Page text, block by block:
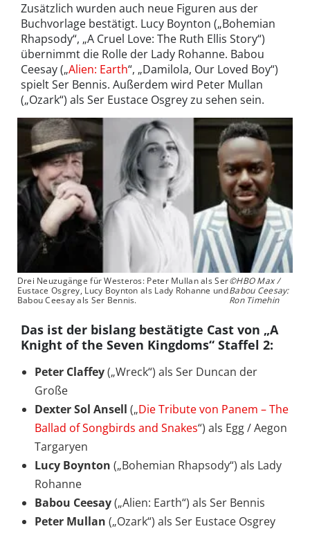
Zusätzlich wurden auch neue Figuren aus der
Buchvorlage bestätigt. Lucy Boynton („Bohemian
Rhapsody“, „A Cruel Love: The Ruth Ellis Story“)
übernimmt die Rolle der Lady Rohanne. Babou
Ceesay („Alien: Earth“, „Damilola, Our Loved Boy“)
spielt Ser Bennis. Außerdem wird Peter Mullan
(„Ozark“) als Ser Eustace Osgrey zu sehen sein.
Drei Neuzugänge für Westeros: Peter Mullan als Ser
Eustace Osgrey, Lucy Boynton als Lady Rohanne und
Babou Ceesay als Ser Bennis.
©HBO Max /
Babou Ceesay:
Ron Timehin
Das ist der bislang bestätigte Cast von „A
Knight of the Seven Kingdoms“ Staffel 2:
Peter Claffey(„Wreck“) als Ser Duncan der
Große
Dexter Sol Ansell („Die Tribute von Panem – The
Ballad of Songbirds and Snakes“) als Egg / Aegon
Targaryen
Lucy Boynton („Bohemian Rhapsody“) als Lady
Rohanne
Babou Ceesay(„Alien: Earth“) als Ser Bennis
Peter Mullan („Ozark“) als Ser Eustace Osgrey